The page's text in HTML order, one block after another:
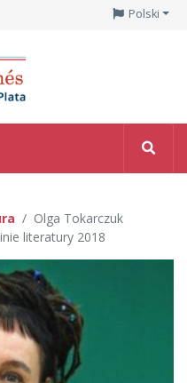
Polski
Olga Tokarczuk
literatury 2018